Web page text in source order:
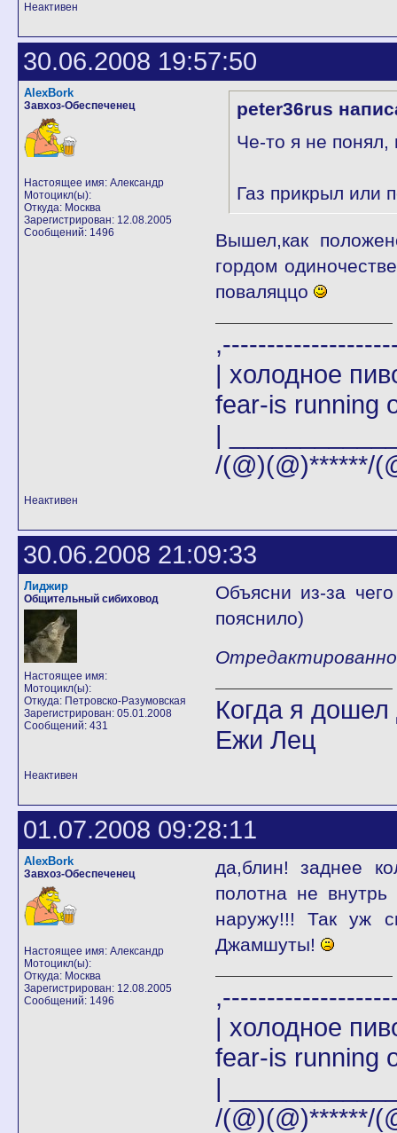
Неактивен
30.06.2008 19:57:50
AlexBork
Завхоз-Обеспеченец
Настоящее имя: Александр
Мотоцикл(ы):
Откуда: Москва
Зарегистрирован: 12.08.2005
Сообщений: 1496
peter36rus
Че-то я не
Газ прикрыл или
Вышел,как
гордом
поваляццо
| холодное
fear-is running
|
/(@)(@)******/
Неактивен
30.06.2008 21:09:33
Лиджир
Общительный сибиховод
Настоящее имя:
Мотоцикл(ы):
Откуда: Петровско-Разумовская
Зарегистрирован: 05.01.2008
Сообщений: 431
Объясни из-за
пояснило)
Когда я дошел
Ежи Лец
Неактивен
01.07.2008 09:28:11
AlexBork
Завхоз-Обеспеченец
Настоящее имя: Александр
Мотоцикл(ы):
Откуда: Москва
Зарегистрирован: 12.08.2005
Сообщений: 1496
да,блин! заднее
полотна не
наружу!!! Так уж
Джамшуты!
| холодное
fear-is running
|
/(@)(@)******/